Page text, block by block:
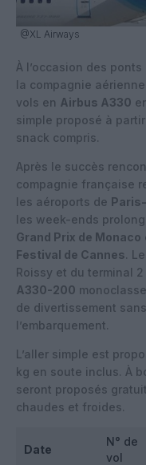
@XL Airways
À l’occasion des ponts
la compagnie aérienne
vols en Airbus A330
simple proposé à
snack compris.
Après le succès
compagnie française
les aéroports de
les week-ends
Grand Prix de Monaco
Festival de Cannes.
Roissy et du terminal
A330-200
de divertissement
l’embarquement.
L’aller simple est
kg en soute inclus. À
seront proposés
chaudes et froides.
Date
N° de
vol